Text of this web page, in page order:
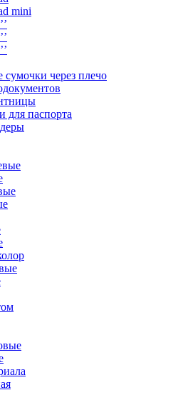
mini
сумочки через плечо
для паспорта